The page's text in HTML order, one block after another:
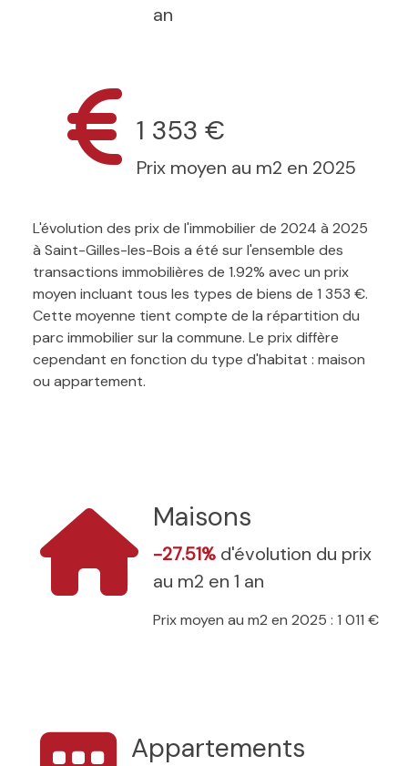
an
1 353 €
Prix moyen au m2 en 2025
L'évolution des prix de l'immobilier de 2024 à 2025
à Saint-Gilles-les-Bois a été sur l'ensemble des
transactions immobilières de 1.92% avec un prix
moyen incluant tous les types de biens de 1 353 €.
Cette moyenne tient compte de la répartition du
parc immobilier sur la commune. Le prix diffère
cependant en fonction du type d'habitat : maison
ou appartement.
Maisons
-27.51% d'évolution du prix
au m2 en 1 an
Prix moyen au m2 en 2025 : 1 011 €
Appartements